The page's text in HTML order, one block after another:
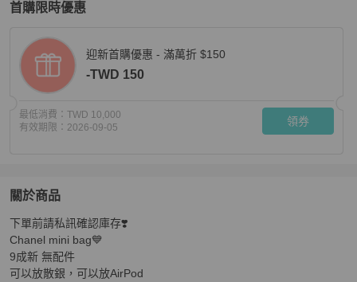
首購限時優惠
迎新首購優惠 - 滿萬折 $150
-TWD 150
最低消費： TWD 10,000
有效期限： 2026-09-05 領券
關於商品
關於Chanel mini bag💙
下單前請私訊確認庫存❣️
Chanel mini bag💙
9成新 無配件
可以放散銀，可以放AirPod